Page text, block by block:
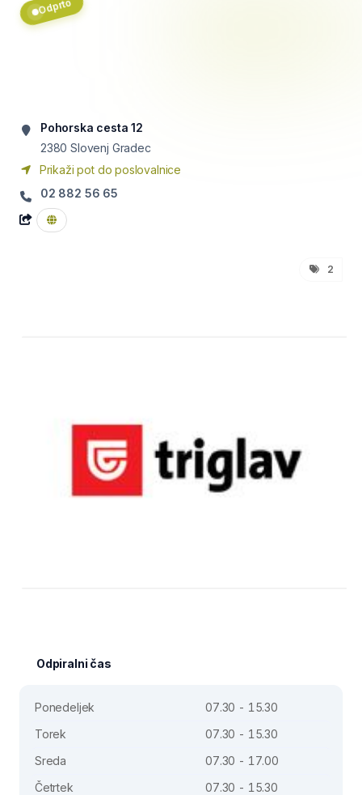
Odprto
Pohorska cesta 12
2380 Slovenj Gradec
Prikaži pot do poslovalnice
02 882 56 65
2
Odpiralni čas
Ponedeljek
07.30 - 15.30
Torek
07.30 - 15.30
Sreda
07.30 - 17.00
Četrtek
07.30 - 15.30